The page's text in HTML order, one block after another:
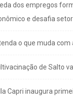
dos empregos
e desafia
o que muda com
de Salto
Capri inaugura